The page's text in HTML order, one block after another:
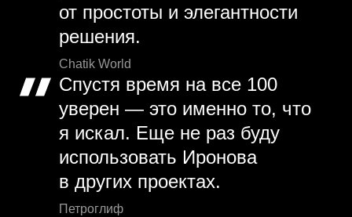
от простоты и элегантности
решения.
Chatik World
Спустя время на все 100
уверен — это именно то, что
я искал. Еще не раз буду
использовать Иронова
в других проектах.
Петроглиф